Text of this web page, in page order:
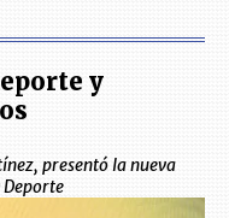
y
presentó la nueva